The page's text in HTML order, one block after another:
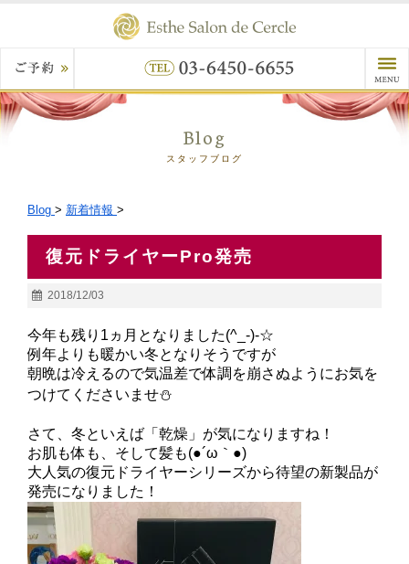
Blog
スタッフブログ
Blog > 新着情報 >
復元ドライヤーPro発売
2018/12/03
今年も残り1ヵ月となりました(^_-)-☆
例年よりも暖かい冬となりそうですが
朝晩は冷えるので気温差で体調を崩さぬようにお気を
つけてくださいませ⛄
さて、冬といえば「乾燥」が気になりますね！
お肌も体も、そして髪も(●´ω｀●)
大人気の復元ドライヤーシリーズから待望の新製品が
発売になりました！